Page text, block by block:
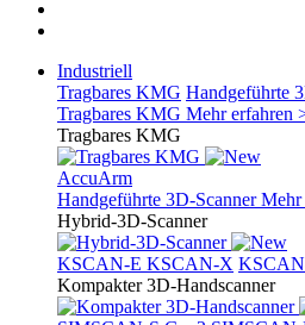
Industriell
Tragbares KMG Handgeführte
Tragbares KMG Mehr erfahren
Tragbares KMG
AccuArm
Handgeführte 3D-ScannerMehr
Hybrid-3D-Scanner
KSCAN-E KSCAN-X
Kompakter 3D-Handscanner